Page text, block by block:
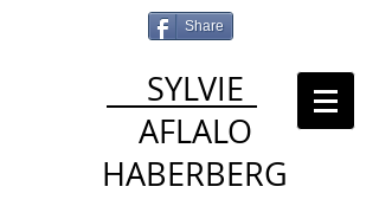
SYLVIE
AFLALO
HABERBERG
Share